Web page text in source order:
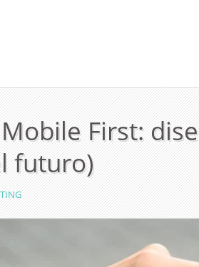
First:
futuro)